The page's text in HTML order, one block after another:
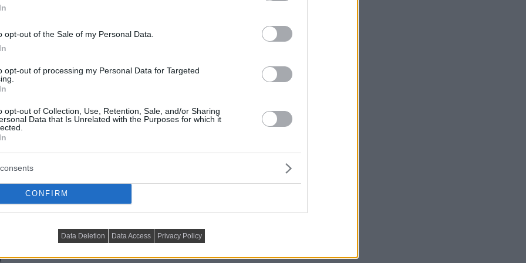
opt-out of the Sale of my Personal Data.
opt-out of processing my Personal Data for Targeted
opt-out of Collection, Use, Retention, Sale, and/or Sharing
Data that Is Unrelated with the Purposes for which it
CONFIRM
Data Deletion Data Access Privacy Policy
központi blokk, amely egyszerre osztja a
hálóra, miközben mindegyik oldalán tárolókat
háztartási gépek tárolója, a dolgozó felől
kandalló kapott helyet. A kandalló fölötti